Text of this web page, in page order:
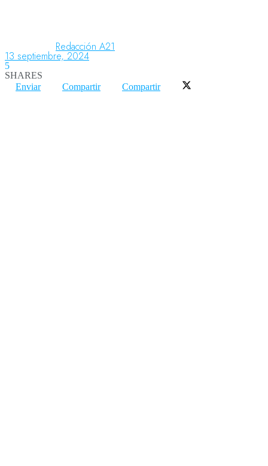
Aeropuertos
Redacción A21
13 septiembre, 2024
5
SHARES
Enviar
Compartir Compartir